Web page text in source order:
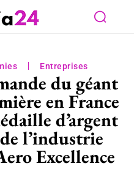
Entreprises
du géant
en France
d’argent
l’industrie
Excellence